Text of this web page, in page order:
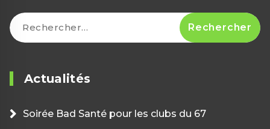
Rechercher :
Actualités
Soirée Bad Santé pour les clubs du 67